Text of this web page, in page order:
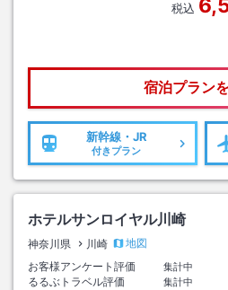
税込
宿泊プラン
新幹線・JR
付きプラン
ホテルサンロイヤル川崎
神奈川県 川崎
地図
お客様アンケート評価
集計中
るるぶトラベル評価
集計中